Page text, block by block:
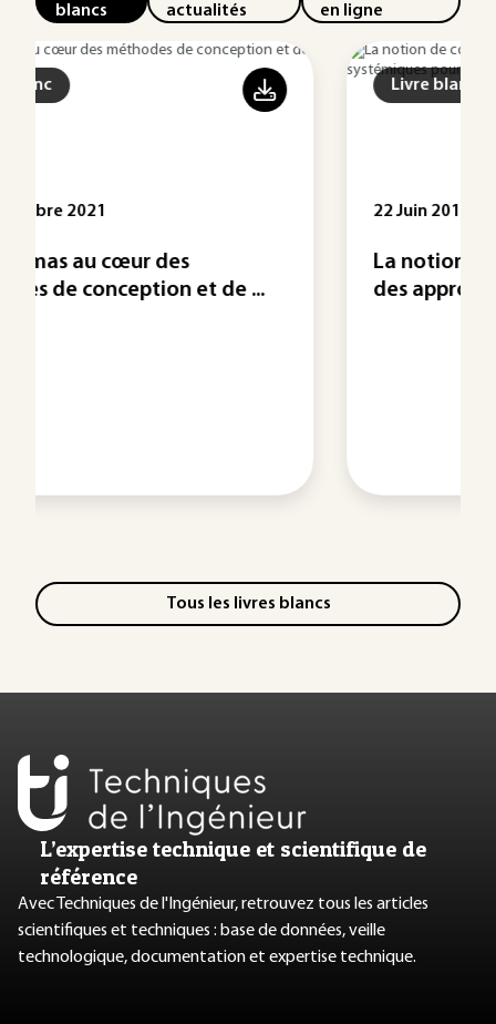
blancs
actualités
en ligne
La notion de configuration dans
des approches ...
Tous les livres blancs
L’expertise technique et scientifique de
référence
Avec Techniques de l'Ingénieur, retrouvez tous les articles
scientifiques et techniques : base de données, veille
technologique, documentation et expertise technique.